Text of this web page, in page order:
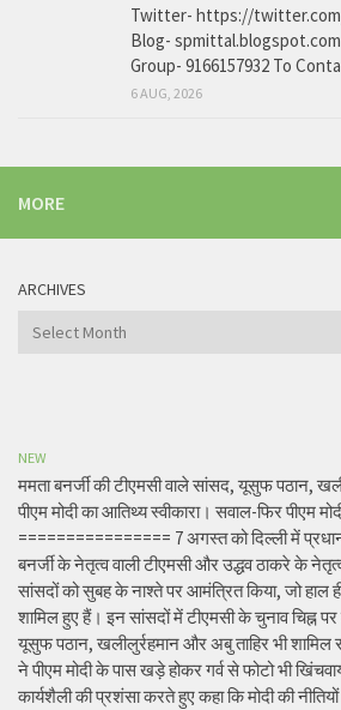
Twitter- https://
Blog-
Group- 9166157932 To
6 AUG, 2026
MORE
ARCHIVES
Archives
NEW
ममता बनर्जी की टीएमसी वाले सांसद, यूसुफ पठान,
पीएम मोदी का आतिथ्य स्वीकारा। सवाल-फिर पीएम
================ 7 अगस्त को दिल्ली में
बनर्जी के नेतृत्व वाली टीएमसी और उद्धव ठाकरे के
सांसदों को सुबह के नाश्ते पर आमंत्रित किया, जो हाल
शामिल हुए हैं। इन सांसदों में टीएमसी के चुनाव चिह्न
यूसुफ पठान, खलीलुर्रहमान और अबु ताहिर भी शामिल
ने पीएम मोदी के पास खड़े होकर गर्व से फोटो भी
कार्यशैली की प्रशंसा करते हुए कहा कि मोदी की